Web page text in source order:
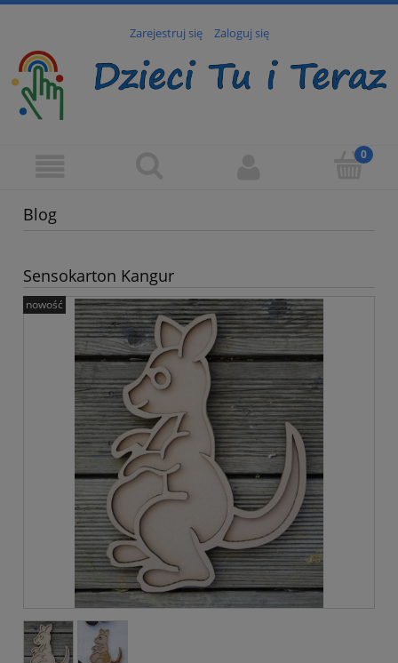
Zarejestruj się Zaloguj się
Blog
Sensokarton Kangur
nowość